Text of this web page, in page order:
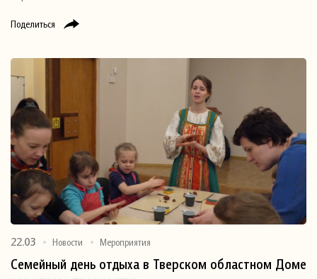
Поделиться
22.03 Новости Мероприятия
Семейный день отдыха в Тверском областном Доме